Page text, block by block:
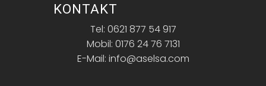
KONTAKT
Tel: 0621 877 54 917
Mobil: 0176 24 76 7131
E-Mail: info@aselsa.com